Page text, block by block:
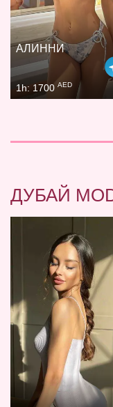
АЛИННИ
1h: 1700 AED
ДУБАЙ